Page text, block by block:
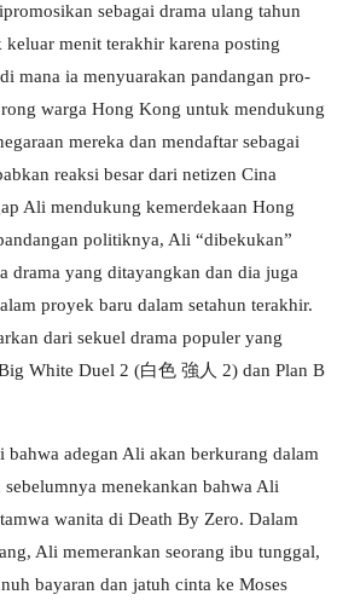
sebagai drama ulang tahun
menit terakhir karena posting
mana ia menyuarakan pandangan pro-
warga Hong Kong untuk mendukung
mereka dan mendaftar sebagai
reaksi besar dari netizen Cina
Ali mendukung kemerdekaan Hong
politiknya, Ali “dibekukan”
drama yang ditayangkan dan dia juga
proyek baru dalam setahun terakhir.
dari sekuel drama populer yang
White Duel 2 (白色 強人 2) dan Plan B
bahwa adegan Ali akan berkurang dalam
sebelumnya menekankan bahwa Ali
wanita di Death By Zero. Dalam
Ali memerankan seorang ibu tunggal,
bayaran dan jatuh cinta ke Moses